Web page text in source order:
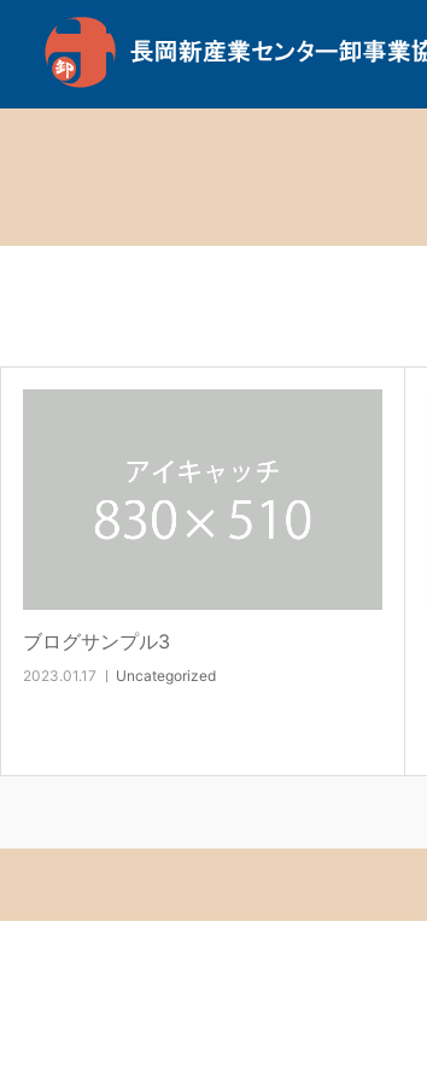
ブログサンプル3
2023.01.17 Uncategorized